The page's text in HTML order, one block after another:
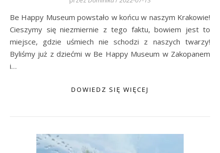
Be Happy Museum powstało w końcu w naszym Krakowie!
Cieszymy się niezmiernie z tego faktu, bowiem jest to
miejsce, gdzie uśmiech nie schodzi z naszych twarzy!
Byliśmy już z dziećmi w Be Happy Museum w Zakopanem
i…
DOWIEDZ SIĘ WIĘCEJ